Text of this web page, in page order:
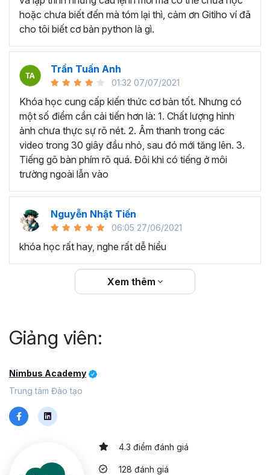
hoặc chưa biết đến mà tóm lại thì, cảm ơn Gitiho ví đã
cho tôi biết cơ bản python là gì.
Trần Tuấn Anh
01:32 07/07/2021
Khóa học cung cấp kiến thức cơ bản tốt. Nhưng có
một số điểm cần cải tiến hơn là: 1. Chất lượng hình
ảnh chưa thực sự rõ nét. 2. Âm thanh trong các
video trong 30 giây đầu nhỏ, sau đó mới tăng lên. 3.
Tiếng gõ bàn phím rõ quá. Đôi khi có tiếng ở môi
trường ngoài lẫn vào
Nguyễn Nhật Tiến
06:05 27/06/2021
khóa học rất hay, nghe rất dễ hiểu
Xem thêm
Giảng viên:
Nimbus Academy
Trung tâm Đào tạo
4.3 điểm đánh giá
128 đánh giá